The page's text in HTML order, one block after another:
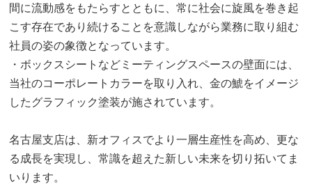
間に流動感をもたらすとともに、常に社会に旋風を巻き起
こす存在であり続けることを意識しながら業務に取り組む
社員の姿の象徴となっています。
・ボックスシートなどミーティングスペースの壁面には、
当社のコーポレートカラーを取り入れ、金の鯱をイメージ
したグラフィック塗装が施されています。
名古屋支店は、新オフィスでより一層生産性を高め、更な
る成長を実現し、常識を超えた新しい未来を切り拓いてま
いります。